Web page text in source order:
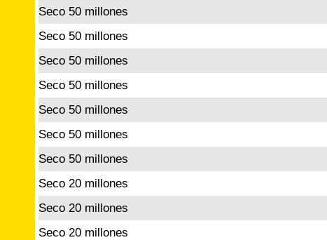
Seco 50 millones
Seco 50 millones
Seco 50 millones
Seco 50 millones
Seco 50 millones
Seco 50 millones
Seco 50 millones
Seco 20 millones
Seco 20 millones
Seco 20 millones